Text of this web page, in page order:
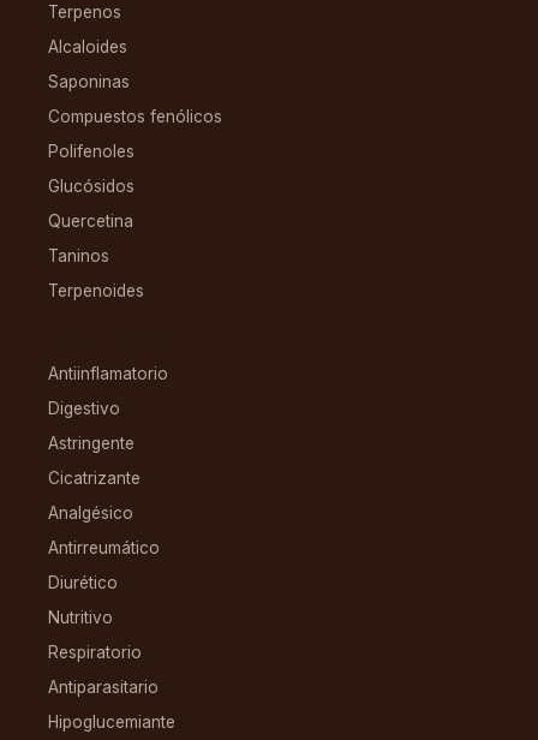
Terpenos
Alcaloides
Saponinas
Compuestos fenólicos
Polifenoles
Glucósidos
Quercetina
Taninos
Terpenoides
Antiinflamatorio
Digestivo
Astringente
Cicatrizante
Analgésico
Antirreumático
Diurético
Nutritivo
Respiratorio
Antiparasitario
Hipoglucemiante